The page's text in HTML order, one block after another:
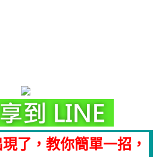
了，教你簡單一招，